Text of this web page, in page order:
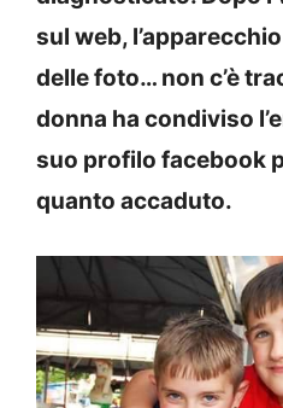
sul web,
delle foto… non c’è
donna ha condiviso
suo profilo facebook
quanto accaduto.